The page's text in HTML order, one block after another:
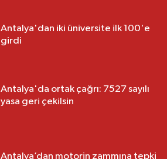
Antalya'dan iki üniversite ilk 100'e
girdi
Antalya'da ortak çağrı: 7527 sayılı
yasa geri çekilsin
Antalya’dan motorin zammına tepki